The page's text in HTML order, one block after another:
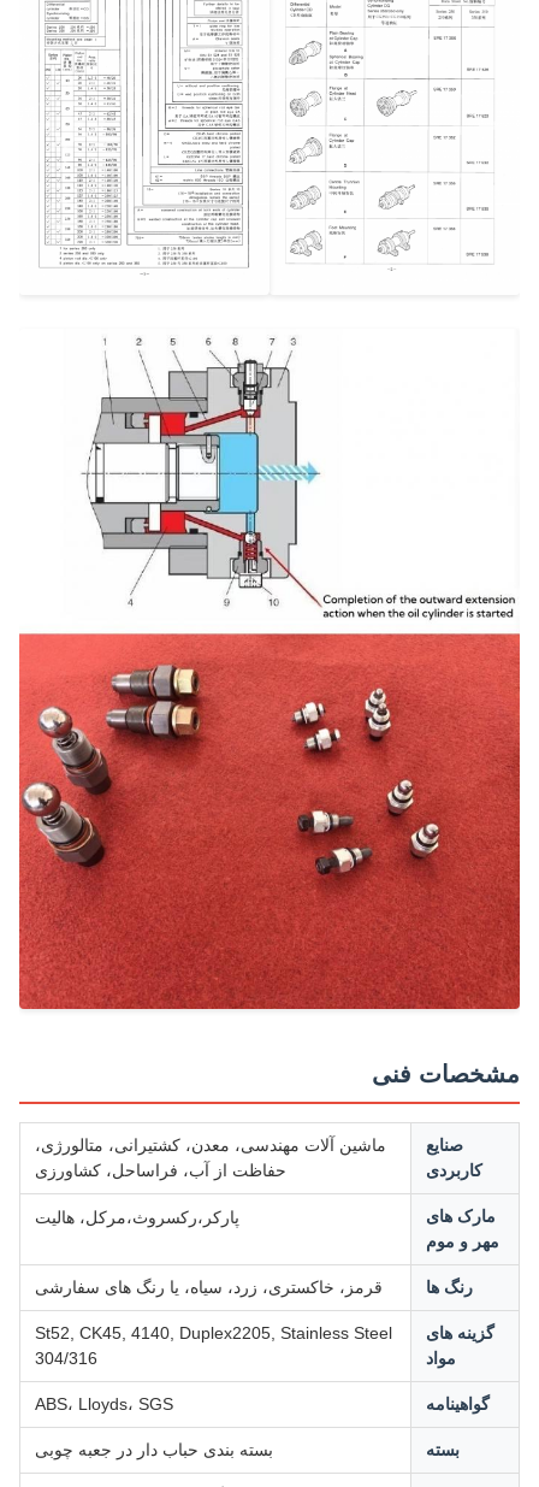
فنی
کاربردی
ماشین آلات مهندسی، معدن، کشتیرانی، متالورژی،
حفاظت از آب، فراساحل، کشاورزی
مارک های
مهر و موم
پارکر،رکسروث،مرکل، هالیت
رنگ ها قرمز، خاکستری، زرد، سیاه، یا رنگ های سفارشی
گزینه های
St52, CK45, 4140, Duplex2205, Stainless Steel
304/316
گواهینامه ABS، Lloyds، SGS
بسته بندی حباب دار در جعبه چوبی